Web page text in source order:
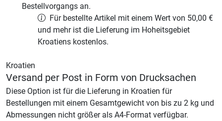
Bestellvorgangs an.
Für bestellte Artikel mit einem Wert von 50,00 €
und mehr ist die Lieferung im Hoheitsgebiet
Kroatiens kostenlos.
Kroatien
Versand per Post in Form von Drucksachen
Diese Option ist für die Lieferung in Kroatien für
Bestellungen mit einem Gesamtgewicht von bis zu 2 kg und
Abmessungen nicht größer als A4-Format verfügbar.